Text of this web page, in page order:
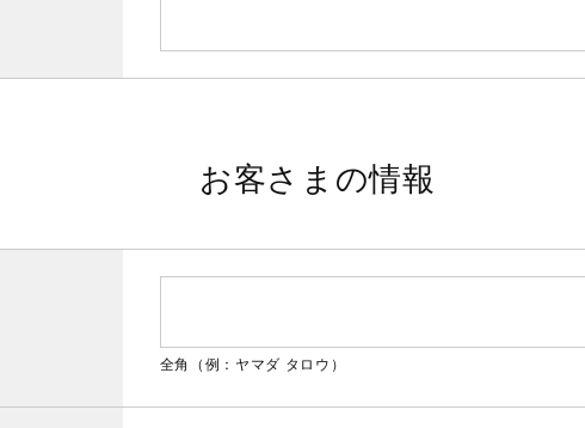
お客さまの情報
全角（例：ヤマダ タロウ）